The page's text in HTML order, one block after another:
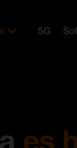
5G